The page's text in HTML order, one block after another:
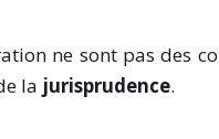
ne sont pas des
la jurisprudence.